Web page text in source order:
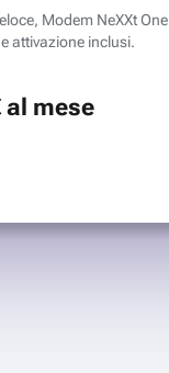
Modem NeXXt One
attivazione inclusi.
al mese